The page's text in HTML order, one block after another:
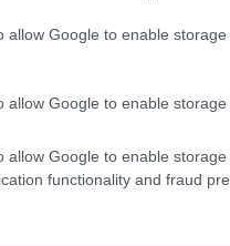
allow Google to enable
allow Google to enable
allow Google to enable
functionality and fraud